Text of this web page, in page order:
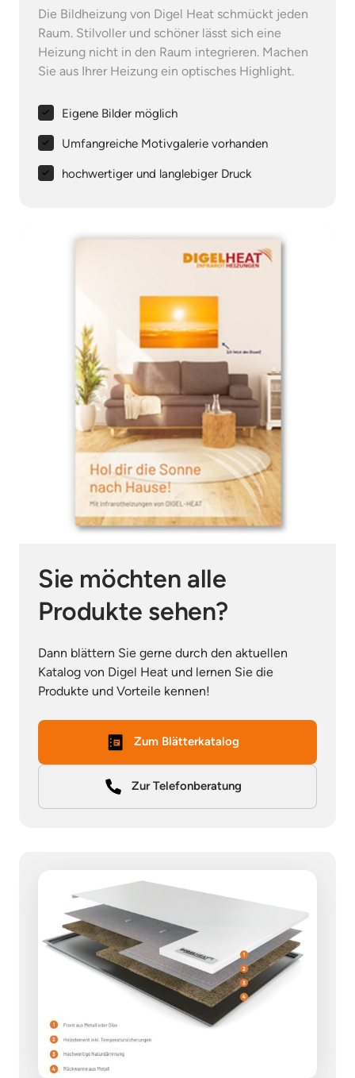
Die Bildheizung von Digel Heat schmückt jeden
Raum. Stilvoller und schöner lässt sich eine
Heizung nicht in den Raum integrieren. Machen
Sie aus Ihrer Heizung ein optisches Highlight.
Eigene Bilder möglich
Umfangreiche Motivgalerie vorhanden
hochwertiger und langlebiger Druck
Sie möchten alle
Produkte sehen?
Dann blättern Sie gerne durch den aktuellen
Katalog von Digel Heat und lernen Sie die
Produkte und Vorteile kennen!
Zum Blätterkatalog
Zur Telefonberatung